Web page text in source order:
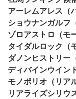
アーレムアレス（
ショウナンガルフ
ゾロアストロ（モ
タイダルロック（
ダノンヒストリー
ディバインウイン
モノポリオ（リア
リアライズシリウ